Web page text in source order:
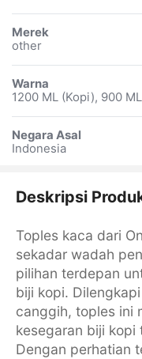
Merek
other
Warna
1200 ML (Kopi), 900
Negara Asal
Indonesia
Deskripsi
Toples kaca dari
sekadar wadah
pilihan terdepan
biji kopi.
canggih, toples ini
kesegaran biji
Dengan perhatian